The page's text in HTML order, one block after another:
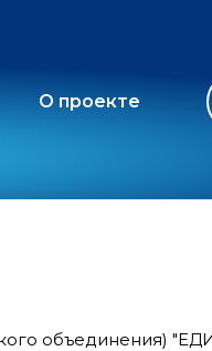
О проекте
объединения)